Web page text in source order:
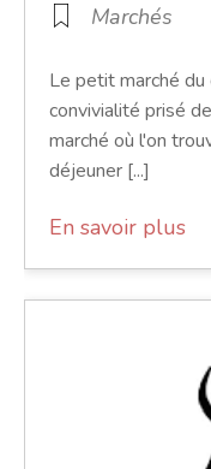
Marchés
Le petit marché
convivialité prisé
marché où l'on
déjeuner [...]
En savoir plus